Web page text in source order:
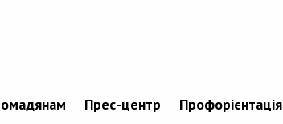
Прес-центр Профорієнтація